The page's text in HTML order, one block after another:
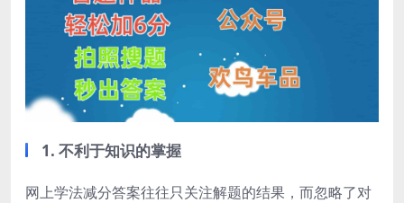
1. 不利于知识的掌握
网上学法减分答案往往只关注解题的结果，而忽略了对